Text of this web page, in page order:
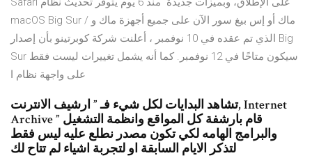
macOS Big Sur / ماك أو إس بيغ سور الآن على جميع أجهزة ماك و
الذي تم عقده في 10 نوفمبر ، أعلنت شركة كوبرتينو بأن إصدار Big
Sur سيكون متاحًا في 12 نوفمبر. كما أنه يشمل تغييرات ليست فقط
على واجهة نظام ا
تشاهد البدايات لكل شيء فـ ” ارشيف الانترنت, Internet
Archive ” قام بارشفة كل المواقع وانظمة التشغيل
والبرامج الهامه لكي تكون مصدر نطلع عليه ليس فقط
لتذكر الايام السابقة او لتجربة اشياء لم تتاح لك